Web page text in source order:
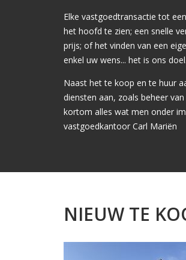
Elke vastgoedtransactie tot
het hoofd te zien; een snelle
prijs; of het vinden van een
enkel uw wens... het is ons doel.
Naast het te koop en te huur
diensten aan, zoals beheer
kortom alles wat men onder
vastgoedkantoor Carl Mariën
NIEUW TE